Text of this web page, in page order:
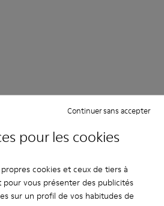
pour les cookies
cookies et ceux de tiers à
pour vous présenter des publicités
sur un profil de vos habitudes de
Continuer sans accepter
of Season
% de réduction
Homme